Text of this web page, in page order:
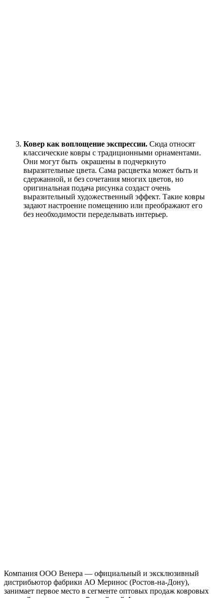
Ковер как воплощение экспрессии. Сюда относят
классические ковры с традиционными орнаментами.
Они могут быть окрашены в подчеркнуто
выразительные цвета. Сама расцветка может быть и
сдержанной, и без сочетания многих цветов, но
оригинальная подача рисунка создаст очень
выразительный художественный эффект. Такие ковры
задают настроение помещению или преображают его
без необходимости переделывать интерьер.
Компания ООО Венера — официальный и эксклюзивный
дистрибьютор фабрики АО Меринос (Ростов-на-Дону),
занимает первое место в сегменте оптовых продаж ковровых